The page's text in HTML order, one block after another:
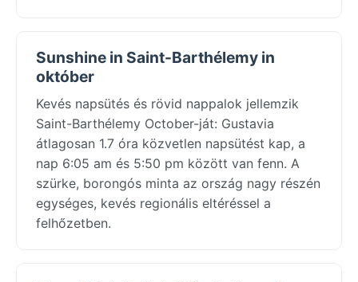
Sunshine in Saint-Barthélemy in
október
Kevés napsütés és rövid nappalok jellemzik
Saint-Barthélemy October-ját: Gustavia
átlagosan 1.7 óra közvetlen napsütést kap, a
nap 6:05 am és 5:50 pm között van fenn. A
szürke, borongós minta az ország nagy részén
egységes, kevés regionális eltéréssel a
felhőzetben.